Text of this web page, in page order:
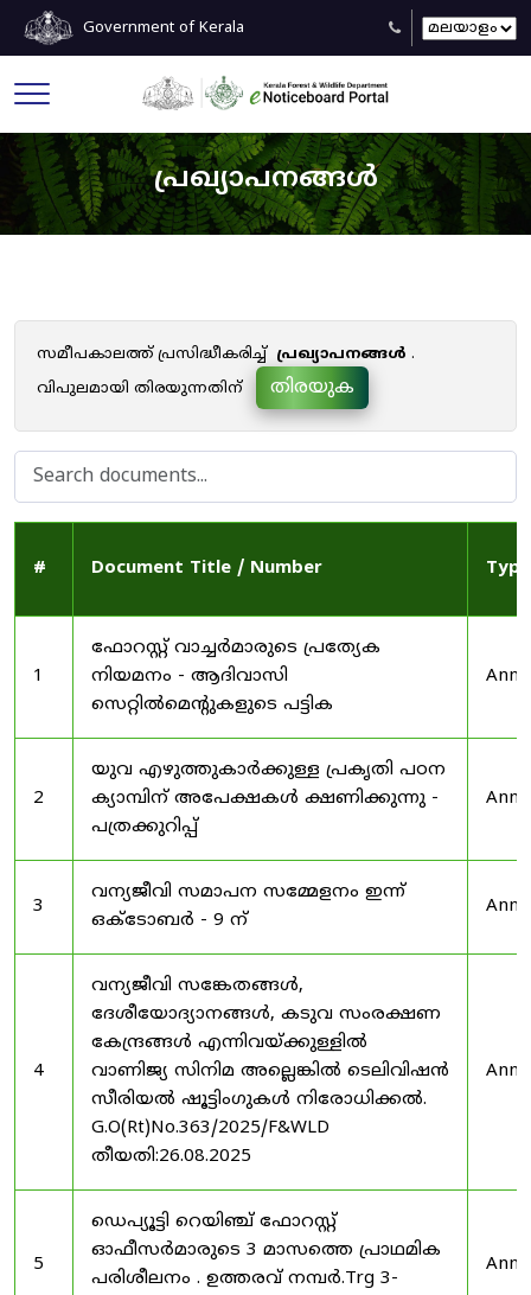
Government of Kerala
പ്രഖ്യാപനങ്ങൾ
സമീപകാലത്ത് പ്രസിദ്ധീകരിച്ച് പ്രഖ്യാപനങ്ങൾ .
വിപുലമായി തിരയുന്നതിന്
തിരയുക
# Document Title / Number Type
1
ഫോറസ്റ്റ് വാച്ചർമാരുടെ പ്രത്യേക
നിയമനം - ആദിവാസി
സെറ്റിൽമെന്റുകളുടെ പട്ടിക
2
യുവ എഴുത്തുകാർക്കുള്ള പ്രകൃതി പഠന
ക്യാമ്പിന് അപേക്ഷകൾ ക്ഷണിക്കുന്നു -
പത്രക്കുറിപ്പ്
3
വന്യജീവി സമാപന സമ്മേളനം ഇന്ന്
ഒക്ടോബർ - 9 ന്
4
വന്യജീവി സങ്കേതങ്ങൾ,
ദേശീയോദ്യാനങ്ങൾ, കടുവ സംരക്ഷണ
കേന്ദ്രങ്ങൾ എന്നിവയ്ക്കുള്ളിൽ
വാണിജ്യ സിനിമ അല്ലെങ്കിൽ ടെലിവിഷൻ
സീരിയൽ ഷൂട്ടിംഗുകൾ നിരോധിക്കൽ.
G.O(Rt)No.363/2025/F&WLD
തീയതി:26.08.2025
5
ഡെപ്യൂട്ടി റെയിഞ്ച് ഫോറസ്റ്റ്
ഓഫീസർമാരുടെ 3 മാസത്തെ പ്രാഥമിക
പരിശീലനം . ഉത്തരവ് നമ്പർ.Trg 3-